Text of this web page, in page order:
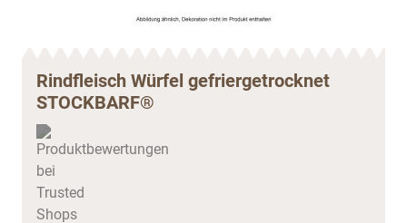
Rindfleisch Würfel gefriergetrocknet
STOCKBARF®